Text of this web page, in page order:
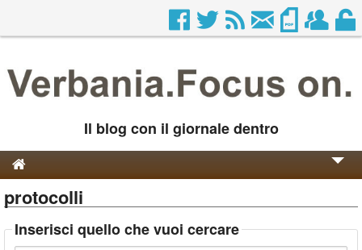
Il blog con il giornale dentro
Genesi e Storia
Contatti
protocolli
Inserisci quello che vuoi cercare